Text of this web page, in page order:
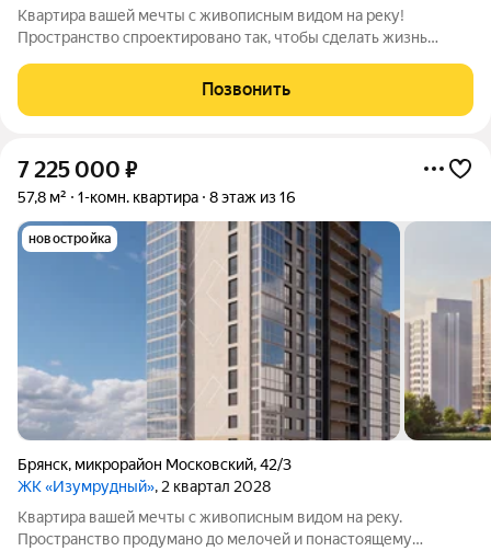
Квартира вашей мечты с живописным видом на реку!
Пространство спроектировано так, чтобы сделать жизнь
просторные квартиры: с удобной планировкой и большими
панорамными окнами. Подберите вариант,
Позвонить
7 225 000 ₽
57,8 м² 1-комн. квартира 8 этаж из 16
новостройка
Брянск, микрорайон Московский,42/3
ЖК «Изумрудный», 2 квартал 2028
Квартира вашей мечты с живописным видом на реку.
Пространство продумано до мелочей и понастоящему